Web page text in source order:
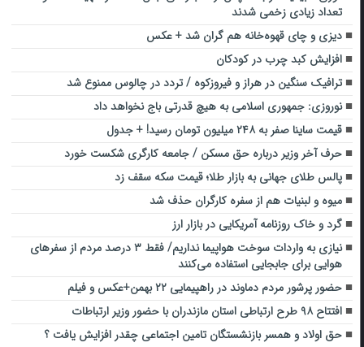
تعداد زیادی زخمی شدند
دیزی و چای قهوه‌خانه هم گران شد + عکس
افزایش کبد چرب در کودکان
ترافیک سنگین در هراز و فیروزکوه / تردد در چالوس ممنوع شد
نوروزی: جمهوری اسلامی به هیچ قدرتی باج نخواهد داد
قیمت ساینا صفر به ۲۴۸ میلیون تومان رسید! + جدول
حرف آخر وزیر درباره حق مسکن / جامعه کارگری شکست خورد
پالس طلای جهانی به بازار طلا؛ قیمت سکه سقف زد
میوه و لبنیات هم از سفره کارگران حذف شد
گرد و خاک روزنامه آمریکایی در بازار ارز
نیازی به واردات سوخت هواپیما نداریم/ فقط ۳ درصد مردم از سفرهای
هوایی برای جابجایی استفاده می‌کنند
حضور پرشور مردم دماوند در راهپیمایی ۲۲ بهمن+عکس و فیلم
افتتاح ۹۸ طرح ارتباطی استان مازندران با حضور وزیر ارتباطات
حق اولاد و همسر بازنشستگان تامین اجتماعی چقدر افزایش یافت ؟